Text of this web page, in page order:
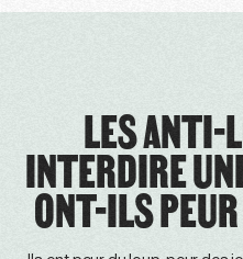
LES ANTI-
INTERDIRE
ONT-ILS